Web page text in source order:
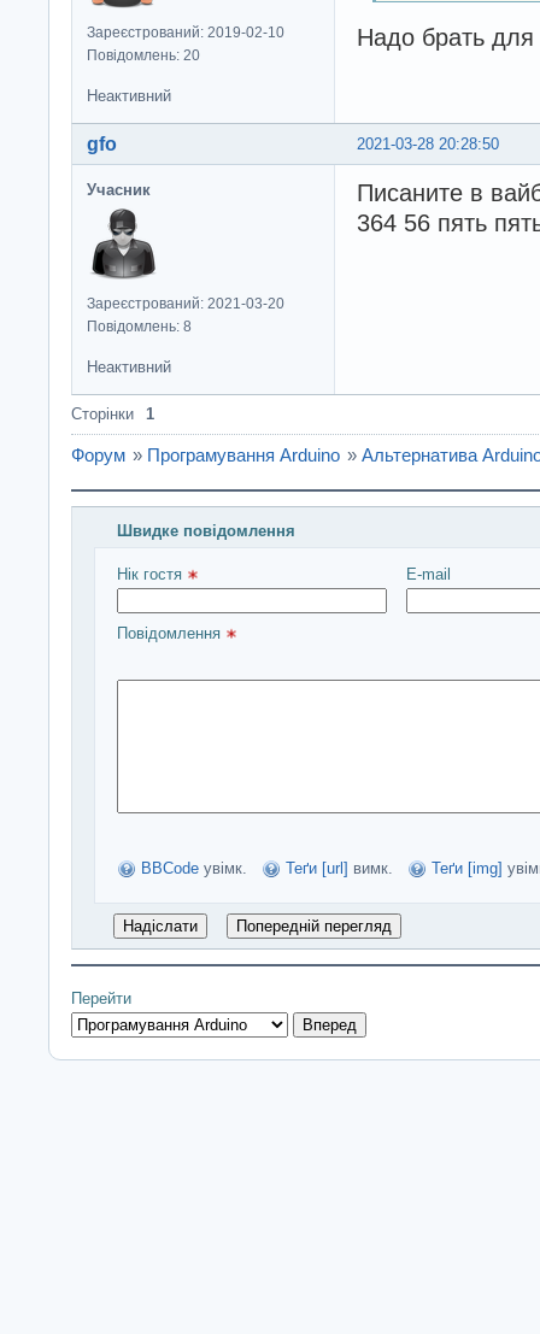
Зареєстрований: 2019-02-10
Повідомлень: 20
Надо брать
Неактивний
2021-03-28 20:28:50
gfo
Учасник
Зареєстрований: 2021-03-20
Повідомлень: 8
Писаните в
364 56 пять
Неактивний
Сторінки 1
Форум » Програмування Arduino » Альтернатива
Швидке повідомлення
Введіть повідомлення і натисніть Надіслати
Нік гостя E-mail
Повідомлення
BBCode увімк. Теґи [url] вимк. Теґи [img]
Перейти